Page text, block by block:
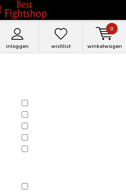
inloggen wishlist winkelwagen
0